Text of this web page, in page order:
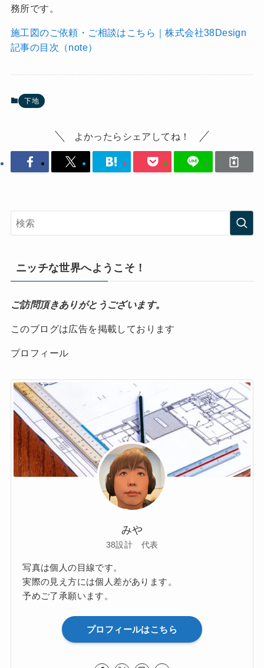
務所です。
施工図のご依頼・ご相談はこちら｜株式会社38Design
記事の目次（note）
下地
よかったらシェアしてね！
ニッチな世界へようこそ！
ご訪問頂きありがとうございます。
このブログは広告を掲載しております
プロフィール
みや
38設計 代表
写真は個人の目線です。
実際の見え方には個人差があります。
予めご了承願います。
プロフィールはこちら